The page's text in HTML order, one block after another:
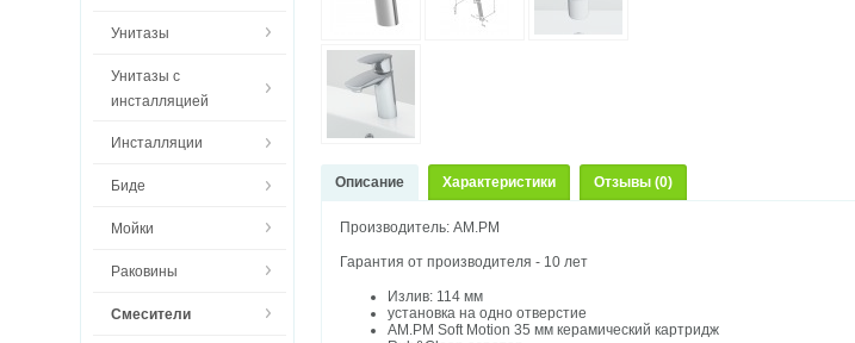
Унитазы
Унитазы с
инсталляцией
Инсталляции
Биде
Мойки
Раковины
Смесители
Описание Характеристики Отзывы (0)
Производитель: AM.PM
Гарантия от производителя - 10 лет
Излив: 114 мм
установка на одно отверстие
AM.PM Soft Motion 35 мм керамический картридж